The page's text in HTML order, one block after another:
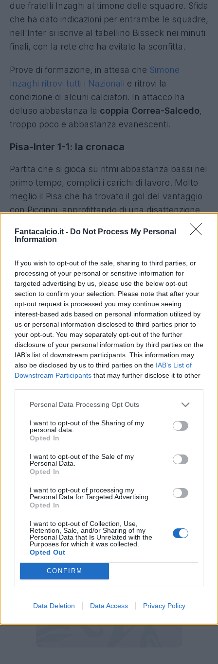
Fantacalcio.it - Do Not Process My Personal
Information
If you wish to opt-out of the sale, sharing to third parties, or
processing of your personal or sensitive information for
targeted advertising by us, please use the below opt-out
section to confirm your selection. Please note that after your
opt-out request is processed you may continue seeing
interest-based ads based on personal information utilized by
us or personal information disclosed to third parties prior to
your opt-out. You may separately opt-out of the further
disclosure of your personal information by third parties on the
IAB’s list of downstream participants. This information may
also be disclosed by us to third parties on the IAB’s List of
Downstream Participants that may further disclose it to other
Personal Data Processing Opt Outs
I want to opt-out of the Sharing of my
personal data.
Opted In
I want to opt-out of the Sale of my
Personal Data.
Opted In
I want to opt-out of processing my
Personal Data for Targeted Advertising.
Opted In
I want to opt-out of Collection, Use,
Retention, Sale, and/or Sharing of my
Personal Data that Is Unrelated with the
Purposes for which it was collected.
Opted Out
CONFIRM
Data Deletion Data Access Privacy Policy
due fratelli Inzaghi al timone delle squadre. Sfida
che ha dato indicazioni per entrambe le squadre,
nell'Inter si iscrive al tabellino Bisseck nei minuti
finali, con la rete che ha evitato la sconfitta.
Prove di formazione, in attesa che Simone
Inzaghi ritrovi tutti i Nazionali e ritrovi la
condizione di alcuni calciatori. In attacco ha
deluso abbastanza la coppia Correa-Salcedo,
troppo poco e abbastanza evanescenti.
Pisa-Inter 1-1: la cronaca
Partita che si gioca su ritmi abbastanza bassi nel
primo tempo, complici i carichi di lavoro. Molto
meglio il Pisa che ha trovato il gol del vantaggio
con Piccinni, approfittando di una disattenzione
incoraggiante. Nella ripresa gioca, di fatto, solo
trova mai la traccia giusta per la rete.
I cambi danno la scossa, in particolare con
l'ingresso di Calhanoglu in mezzo e
Arnautovic in attacco . L'austriaco dopo un
buon impatto sparisce dal gioco, poco coinvolto
e sembra anche dolorante alla coscia; con
l'andamento della partita prevale la fisicità di
Bisseck, l'intraprendenza di Darmian e Carlos
Pisa-Inter 1-1: il tabellino
MARCATORI: Bisseck 90'+7'
Bastoni 46'), 47 Fontanarosa (32 Dimarco 46');
54 Kamate (36 Darmian 46'), 23 Barella (57
Quieto 84'), 22 Mkhitaryan, 7 Zielinski (20
Calhanoglu 63'), 30 Carlos Augusto; 11 Correa (8
Arnautovic 63'), 24 Salcedo (16 Frattesi 46').